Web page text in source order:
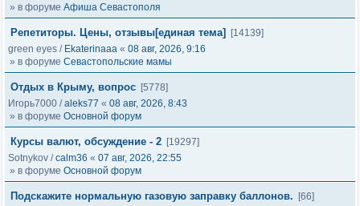
» в форуме Афиша Севастополя
Репетиторы. Цены, отзывы[единая тема]
[14139]
green eyes / Ekaterinaaa « 08 авг, 2026, 9:16
» в форуме Севастопольские мамы
Отдых в Крыму, вопрос [5778]
Игорь7000 /aleks77 « 08 авг, 2026, 8:43
» в форуме Основной форум
Курсы валют, обсуждение - 2 [19297]
Sotnykov /calm36 « 07 авг, 2026, 22:55
» в форуме Основной форум
Подскажите нормальную газовую заправку баллонов.
[66]